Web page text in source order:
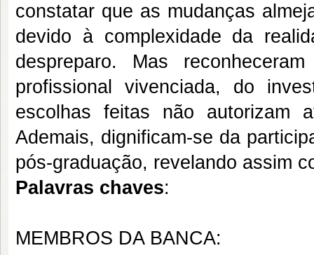
constatar que as mudanças
devido à complexidade da
despreparo. Mas
profissional vivenciada, do
escolhas feitas não autorizam
Ademais, dignificam-se da
pós-graduação, revelando assim
Palavras chaves:
MEMBROS DA BANCA: